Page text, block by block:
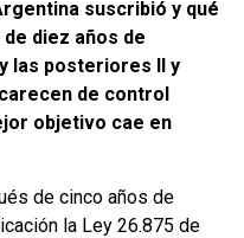
suscribió y qué
diez años de
las posteriores II y
de control
objetivo cae en
de cinco años de
la Ley 26.875 de